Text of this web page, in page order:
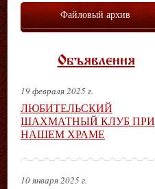
Файловый архив
Объявления
19 февраля 2025 г.
ЛЮБИТЕЛЬСКИЙ
ШАХМАТНЫЙ КЛУБ ПРИ
НАШЕМ ХРАМЕ
10 января 2025 г.